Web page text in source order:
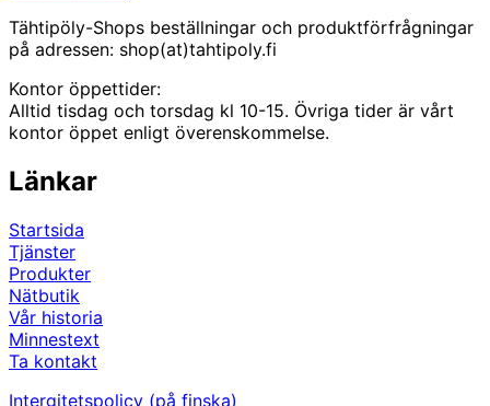
Tähtipöly-Shops beställningar och produktförfrågningar
på adressen: shop(at)tahtipoly.fi
Kontor öppettider:
Alltid tisdag och torsdag kl 10-15. Övriga tider är vårt
kontor öppet enligt överenskommelse.
Länkar
Startsida
Tjänster
Produkter
Nätbutik
Vår historia
Minnestext
Ta kontakt
Intergitetspolicy (på finska)